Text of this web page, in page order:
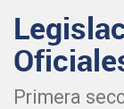
Primera